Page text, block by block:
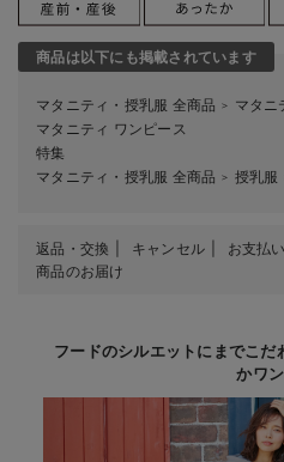
商品は以下にも掲載されています
マタニティ・授乳服 全商品 ＞ マタニ
マタニティ ワンピース
特集
マタニティ・授乳服 全商品 ＞ 授乳服
返品・交換 キャンセル お支払
商品のお届け
フードのシルエットにまでこ
かワ